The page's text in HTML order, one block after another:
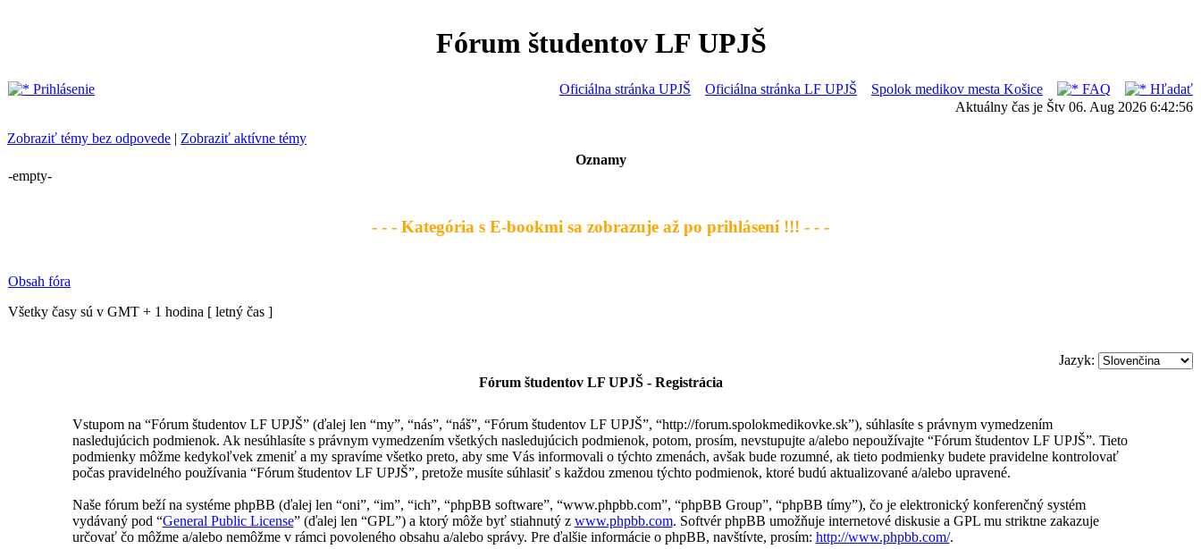
Fórum študentov LF UPJŠ
Prihlásenie Oficiálna stránka UPJŠ Oficiálna stránka LF UPJŠ Spolok medikov mesta Košice FAQ
Hľadať
Aktuálny čas je Štv 06. Aug 2026 6:42:56
Zobraziť témy bez odpovede | Zobraziť aktívne témy
Oznamy
-empty-
- - - Kategória s E-bookmi sa zobrazuje až po prihlásení !!! - - -
Obsah fóra
Všetky časy sú v GMT + 1 hodina [ letný čas ]
Jazyk:
Fórum študentov LF UPJŠ - Registrácia
Vstupom na “Fórum študentov LF UPJŠ” (ďalej len “my”, “nás”, “náš”, “Fórum študentov LF UPJŠ”, “http://forum.spolokmedikovke.sk”), súhlasíte s právnym vymedzením
nasledujúcich podmienok. Ak nesúhlasíte s právnym vymedzením všetkých nasledujúcich podmienok, potom, prosím, nevstupujte a/alebo nepoužívajte “Fórum študentov LF UPJŠ”. Tieto
podmienky môžme kedykoľvek zmeniť a my spravíme všetko preto, aby sme Vás informovali o týchto zmenách, avšak bude rozumné, ak tieto podmienky budete pravidelne kontrolovať
počas pravidelného používania “Fórum študentov LF UPJŠ”, pretože musíte súhlasiť s každou zmenou týchto podmienok, ktoré budú aktualizované a/alebo upravené.
Naše fórum beží na systéme phpBB (ďalej len “oni”, “im”, “ich”, “phpBB software”, “www.phpbb.com”, “phpBB Group”, “phpBB tímy”), čo je elektronický konferenčný systém
vydávaný pod “General Public License” (ďalej len “GPL”) a ktorý môže byť stiahnutý z www.phpbb.com. Softvér phpBB umožňuje internetové diskusie a GPL mu striktne zakazuje
určovať čo môžme a/alebo nemôžme v rámci povoleného obsahu a/alebo správy. Pre ďalšie informácie o phpBB, navštívte, prosím: http://www.phpbb.com/.